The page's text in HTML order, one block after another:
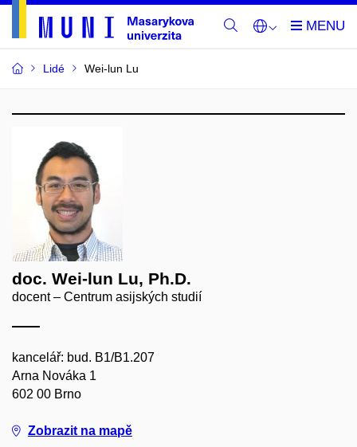
Lidé Wei-lun Lu
doc. Wei-lun Lu, Ph.D.
docent – Centrum asijských studií
kancelář: bud. B1/B1.207
Arna Nováka 1
602 00 Brno
Zobrazit na mapě